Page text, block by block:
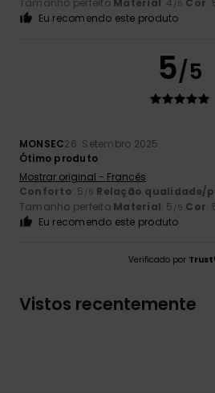
Tamanho perfeito Material: 4 /5 Cor:
Eu recomendo este produto
5/5
MONSEC26. Setembro 2025
Ótimo produto
Mostrar original - Francês
Conforto: 5 /5 Relação qualidade/
Tamanho perfeito Material: 5 /5 Cor:
Eu recomendo este produto
Verificado por
Vistos recentemente